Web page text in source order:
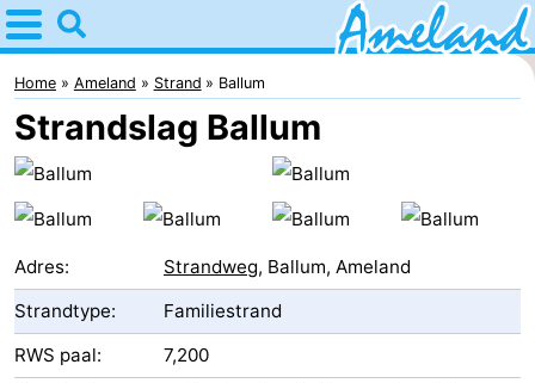
Home
Ameland
Tips
Voor
Natuur
Overnachten
Home Ameland Strand Ballum
Strandslag Ballum
Adres: Strandweg, Ballum, Ameland
Strandtype:
Familiestrand
RWS paal:
7,200